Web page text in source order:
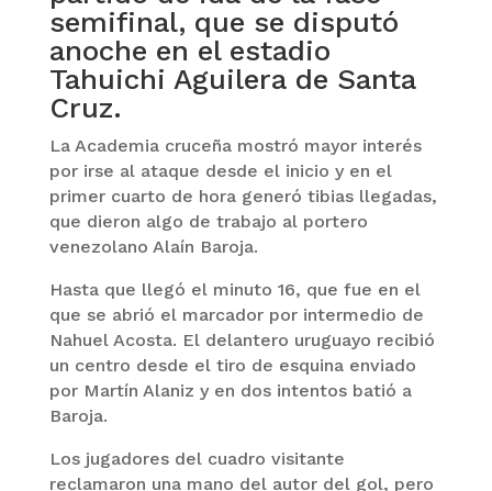
semifinal, que se disputó
anoche en el estadio
Tahuichi Aguilera de Santa
Cruz.
La Academia cruceña mostró mayor interés
por irse al ataque desde el inicio y en el
primer cuarto de hora generó tibias llegadas,
que dieron algo de trabajo al portero
venezolano Alaín Baroja.
Hasta que llegó el minuto 16, que fue en el
que se abrió el marcador por intermedio de
Nahuel Acosta. El delantero uruguayo recibió
un centro desde el tiro de esquina enviado
por Martín Alaniz y en dos intentos batió a
Baroja.
Los jugadores del cuadro visitante
reclamaron una mano del autor del gol, pero